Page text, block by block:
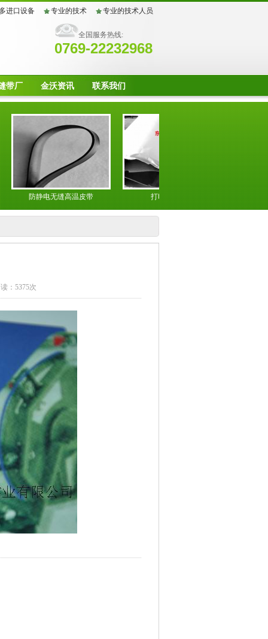
进口设备 专业的技术 专业的技术人员
全国服务热线:
0769-22232968
带厂 金沃资讯 联系我们
防静电无缝高温皮带 打印机转印带 光伏板复
：5375次